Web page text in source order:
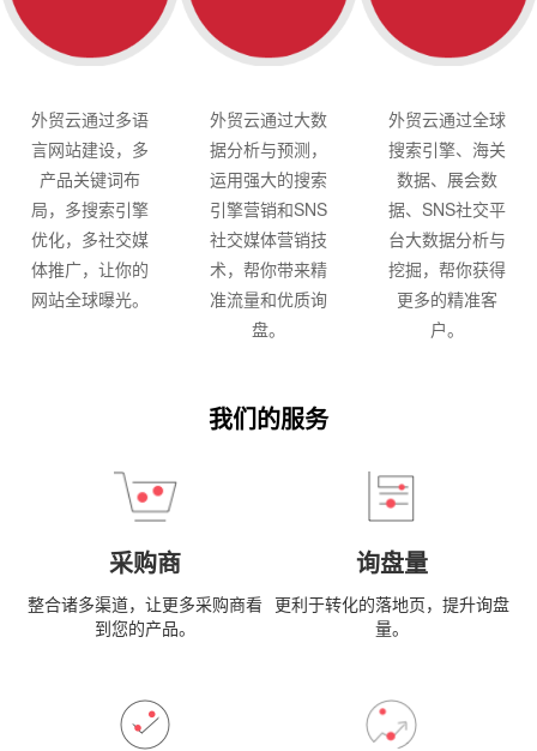
外贸云通过多语
言网站建设，多
产品关键词布
局，多搜索引擎
优化，多社交媒
体推广，让你的
网站全球曝光。
外贸云通过大数
据分析与预测，
运用强大的搜索
引擎营销和SNS
社交媒体营销技
术，帮你带来精
准流量和优质询
盘。
外贸云通过全球
搜索引擎、海关
数据、展会数
据、SNS社交平
台大数据分析与
挖掘，帮你获得
更多的精准客
户。
我们的服务
采购商
整合诸多渠道，让更多采购商看
到您的产品。
询盘量
更利于转化的落地页，提升询盘
量。